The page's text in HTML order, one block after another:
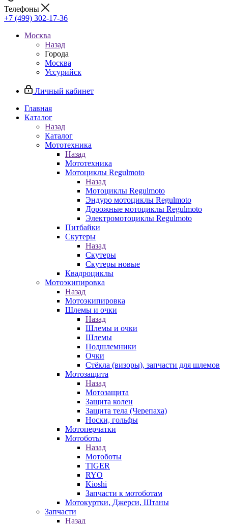
Телефоны
+7 (499) 302-17-36
Москва
Назад
Города
Москва
Уссурийск
Личный кабинет
Главная
Каталог
Назад
Каталог
Мототехника
Назад
Мототехника
Мотоциклы Regulmoto
Назад
Мотоциклы Regulmoto
Эндуро мотоциклы Regulmoto
Дорожные мотоциклы Regulmoto
Электромотоциклы Regulmoto
Питбайки
Скутеры
Назад
Скутеры
Скутеры новые
Квадроциклы
Мотоэкипировка
Назад
Мотоэкипировка
Шлемы и очки
Назад
Шлемы и очки
Шлемы
Подшлемники
Очки
Стёкла (визоры), запчасти для шлемов
Мотозащита
Назад
Мотозащита
Защита колен
Защита тела (Черепаха)
Носки, гольфы
Мотоперчатки
Мотоботы
Назад
Мотоботы
TIGER
RYO
Kioshi
Запчасти к мотоботам
Мотокуртки, Джерси, Штаны
Запчасти
Назад